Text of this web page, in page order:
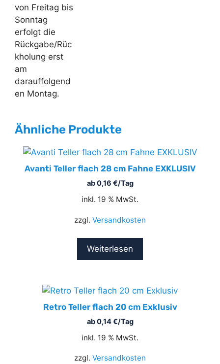
von Freitag bis
Sonntag
erfolgt die
Rückgabe/Rüc
kholung erst
am
darauffolgend
en Montag.
Ähnliche Produkte
Avanti Teller flach 28 cm Fahne EXKLUSIV
ab0,16 €/Tag
inkl. 19 % MwSt.
zzgl. Versandkosten
Weiterlesen
Retro Teller flach 20 cm Exklusiv
ab0,14€/Tag
inkl. 19 % MwSt.
zzgl. Versandkosten